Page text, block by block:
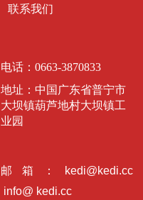
联系我们
电话： 0663-3870833
地址： 中国广东省普宁市
大坝镇葫芦地村大坝镇工
业园
邮箱：kedi@kedi.cc
info@ kedi.cc